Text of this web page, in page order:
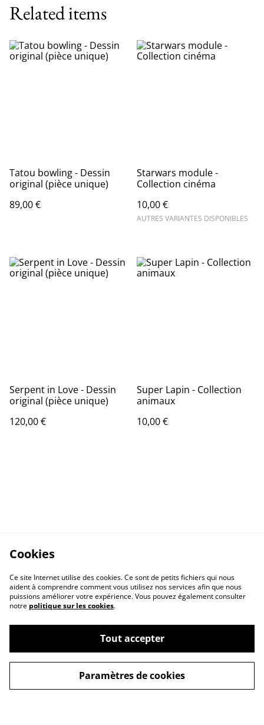
Related items
Tatou bowling - Dessin
original (pièce unique)
89,00 €
Starwars module -
Collection cinéma
10,00 €
AUTRES VARIANTES DISPONIBLES
Serpent in Love - Dessin
original (pièce unique)
120,00 €
Super Lapin - Collection
animaux
10,00 €
Politique de
confidentialité
Politique de cookies
Cookies
Ce site Internet utilise des cookies. Ce sont de petits fichiers qui nous
aident à comprendre comment vous utilisez nos services afin que nous
puissions améliorer votre expérience. Vous pouvez également consulter
notre politique sur les cookies.
Tout accepter
Paramètres de cookies